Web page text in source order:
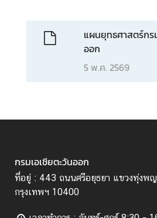
ว
ภู
มิ
ภ
แผนยุทธศาสตร์กร
ออก
5 พ.ค. 2569
กรมเอเชียตะวันออก
ที่อยู่ : 443 ถนนศรีอยุธยา แขวงทุ่งพญ
กรุงเทพฯ 10400